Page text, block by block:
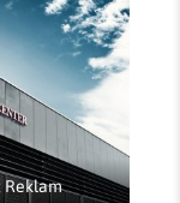
Reklam